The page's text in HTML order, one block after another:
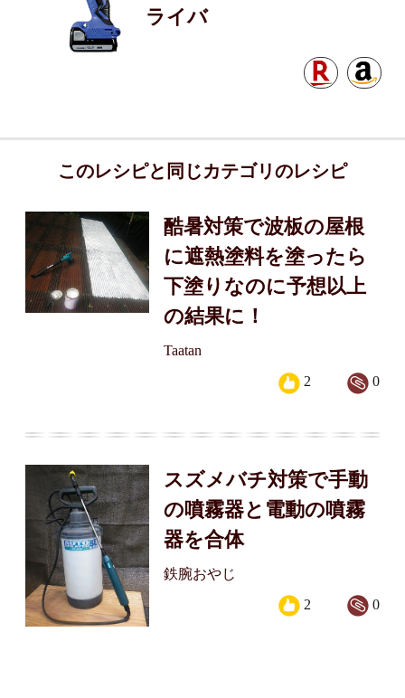
ライバ
このレシピと同じカテゴリのレシピ
酷暑対策で波板の屋根
に遮熱塗料を塗ったら
下塗りなのに予想以上
の結果に！
Taatan
0
2
スズメバチ対策で手動
の噴霧器と電動の噴霧
器を合体
鉄腕おやじ
0
2